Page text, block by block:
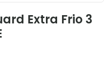
Extra Frio 3